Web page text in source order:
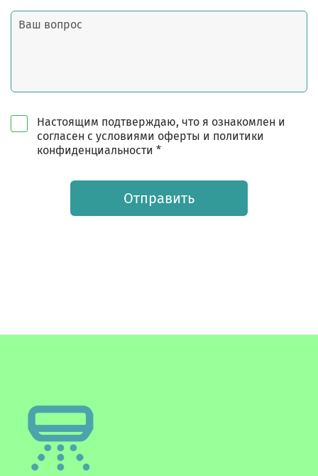
Настоящим подтверждаю, что я ознакомлен и
согласен с условиями оферты и политики
конфиденциальности *
Отправить